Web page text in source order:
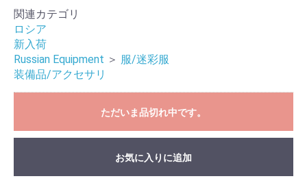
関連カテゴリ
ロシア
新入荷
Russian Equipment ＞ 服/迷彩服
装備品/アクセサリ
ただいま品切れ中です。
お気に入りに追加